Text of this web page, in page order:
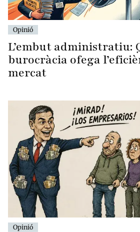
Opinió
L’embut administratiu:
burocràcia ofega
mercat
Opinió